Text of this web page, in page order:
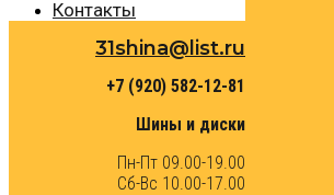
Контакты
31shina@list.ru
+7 (920) 582-12-81
Шины и диски
Пн-Пт 09.00-19.00
Сб-Вс 10.00-17.00